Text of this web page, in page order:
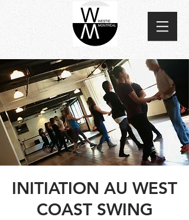
INITIATION AU WEST
COAST SWING